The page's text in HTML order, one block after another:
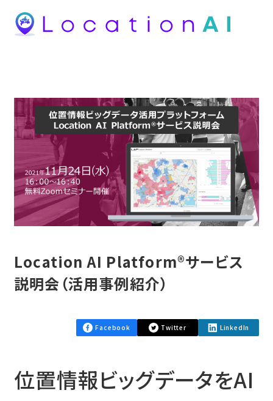
Location AI Platform®サービス
説明会（活用事例紹介）
Facebook Twitter LinkedIn
位置情報ビッグデータをAI